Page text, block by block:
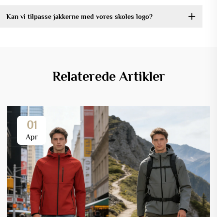
Kan vi tilpasse jakkerne med vores skoles logo?
Relaterede Artikler
01
Apr